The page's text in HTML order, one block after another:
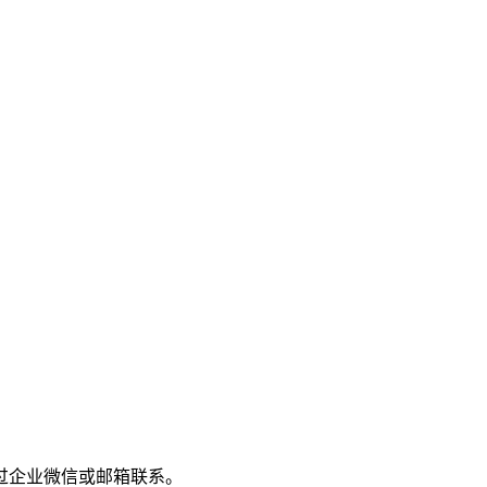
业微信或邮箱联系。